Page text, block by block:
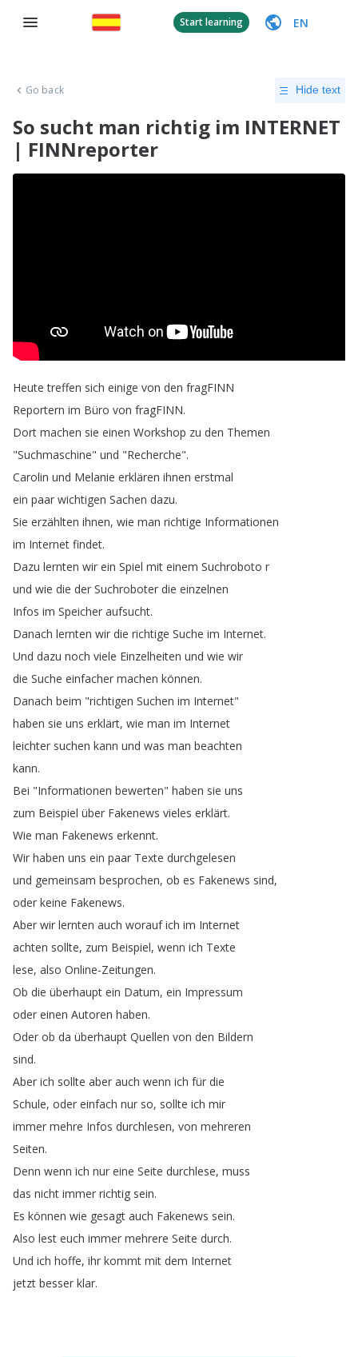
Start learning EN
Go back Hide text
So sucht man richtig im INTERNET
| FINNreporter
Heute treffen sich einige von den fragFINN
Reportern im Büro von fragFINN.
Dort machen sie einen Workshop zu den Themen
"Suchmaschine" und "Recherche".
Carolin und Melanie erklären ihnen erstmal
ein paar wichtigen Sachen dazu.
Sie erzählten ihnen, wie man richtige Informationen
im Internet findet.
Dazu lernten wir ein Spiel mit einem Suchroboto r
und wie die der Suchroboter die einzelnen
Infos im Speicher aufsucht.
Danach lernten wir die richtige Suche im Internet.
Und dazu noch viele Einzelheiten und wie wir
die Suche einfacher machen können.
Danach beim "richtigen Suchen im Internet"
haben sie uns erklärt, wie man im Internet
leichter suchen kann und was man beachten
kann.
Bei "Informationen bewerten" haben sie uns
zum Beispiel über Fakenews vieles erklärt.
Wie man Fakenews erkennt.
Wir haben uns ein paar Texte durchgelesen
und gemeinsam besprochen, ob es Fakenews sind,
oder keine Fakenews.
Aber wir lernten auch worauf ich im Internet
achten sollte, zum Beispiel, wenn ich Texte
lese, also Online-Zeitungen.
Ob die überhaupt ein Datum, ein Impressum
oder einen Autoren haben.
Oder ob da überhaupt Quellen von den Bildern
sind.
Aber ich sollte aber auch wenn ich für die
Schule, oder einfach nur so, sollte ich mir
immer mehre Infos durchlesen, von mehreren
Seiten.
Denn wenn ich nur eine Seite durchlese, muss
das nicht immer richtig sein.
Es können wie gesagt auch Fakenews sein.
Also lest euch immer mehrere Seite durch.
Und ich hoffe, ihr kommt mit dem Internet
jetzt besser klar.